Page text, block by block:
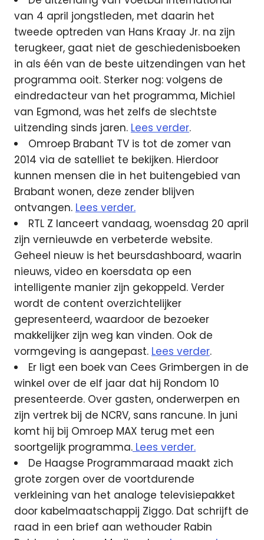
van 4 april jongstleden, met daarin het
tweede optreden van Hans Kraay Jr. na zijn
terugkeer, gaat niet de geschiedenisboeken
in als één van de beste uitzendingen van het
programma ooit. Sterker nog: volgens de
eindredacteur van het programma, Michiel
van Egmond, was het zelfs de slechtste
uitzending sinds jaren. Lees verder.
Omroep Brabant TV is tot de zomer van
2014 via de satelliet te bekijken. Hierdoor
kunnen mensen die in het buitengebied van
Brabant wonen, deze zender blijven
ontvangen. Lees verder.
RTL Z lanceert vandaag, woensdag 20 april
zijn vernieuwde en verbeterde website.
Geheel nieuw is het beursdashboard, waarin
nieuws, video en koersdata op een
intelligente manier zijn gekoppeld. Verder
wordt de content overzichtelijker
gepresenteerd, waardoor de bezoeker
makkelijker zijn weg kan vinden. Ook de
vormgeving is aangepast. Lees verder.
Er ligt een boek van Cees Grimbergen in de
winkel over de elf jaar dat hij Rondom 10
presenteerde. Over gasten, onderwerpen en
zijn vertrek bij de NCRV, sans rancune. In juni
komt hij bij Omroep MAX terug met een
soortgelijk programma. Lees verder.
De Haagse Programmaraad maakt zich
grote zorgen over de voortdurende
verkleining van het analoge televisiepakket
door kabelmaatschappij Ziggo. Dat schrijft de
raad in een brief aan wethouder Rabin